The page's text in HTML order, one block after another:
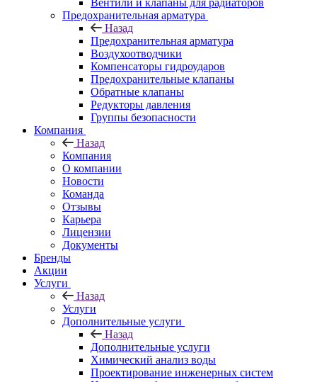
Вентили и клапаны для радиаторов
Предохранительная арматура
Назад
Предохранительная арматура
Воздухоотводчики
Компенсаторы гидроударов
Предохранительные клапаны
Обратные клапаны
Редукторы давления
Группы безопасности
Компания
Назад
Компания
О компании
Новости
Команда
Отзывы
Карьера
Лицензии
Документы
Бренды
Акции
Услуги
Назад
Услуги
Дополнительные услуги
Назад
Дополнительные услуги
Химический анализ воды
Проектирование инженерных систем